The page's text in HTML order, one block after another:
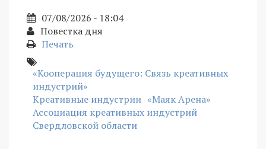
07/08/2026 - 18:04
Повестка дня
Печать
«Кооперация будущего: Связь креативных
индустрий»
Креативные индустрии «Маяк Арена»
Ассоциация креативных индустрий
Свердловской области